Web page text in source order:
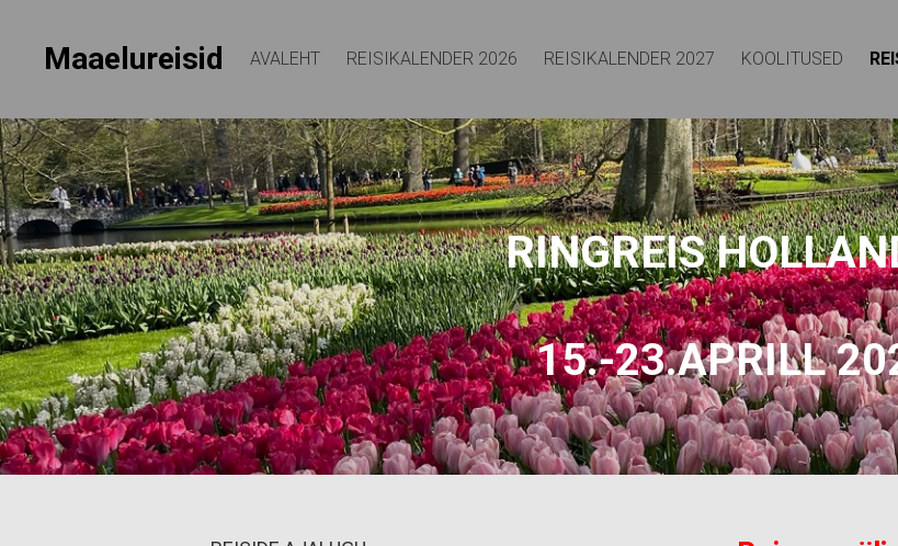
Maaelureisid AVALEHT REISIKALENDER 2026 REISIKALENDER 2027 KOOLITUSED
RINGREIS
15.-23.APRILL